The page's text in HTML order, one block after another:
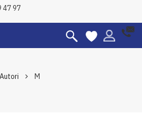
47 97
Autori M